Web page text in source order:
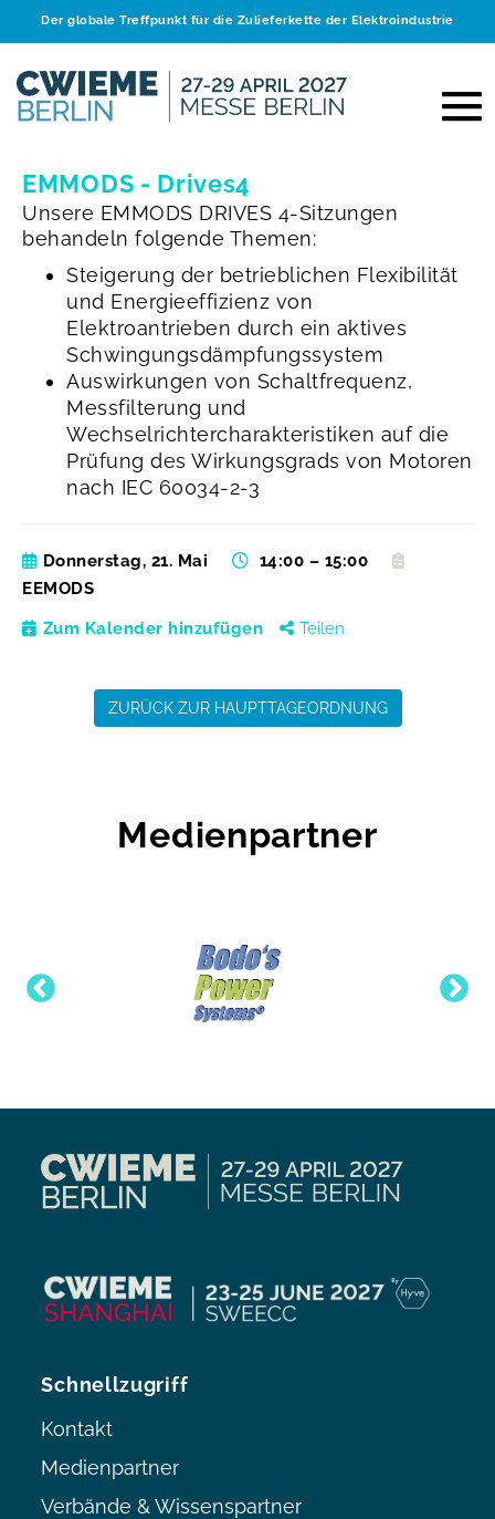
Der globale Treffpunkt für die Zulieferkette der Elektroindustrie
EMMODS - Drives4
Unsere EMMODS DRIVES 4-Sitzungen
behandeln folgende Themen:
Steigerung der betrieblichen Flexibilität
und Energieeffizienz von
Elektroantrieben durch ein aktives
Schwingungsdämpfungssystem
Auswirkungen von Schaltfrequenz,
Messfilterung und
Wechselrichtercharakteristiken auf die
Prüfung des Wirkungsgrads von Motoren
nach IEC 60034-2-3
Donnerstag, 21. Mai
14:00 – 15:00
EEMODS
Zum Kalender hinzufügen Teilen
ZURÜCK ZUR HAUPTTAGEORDNUNG
Medienpartner
Schnellzugriff
Kontakt
Medienpartner
Verbände & Wissenspartner